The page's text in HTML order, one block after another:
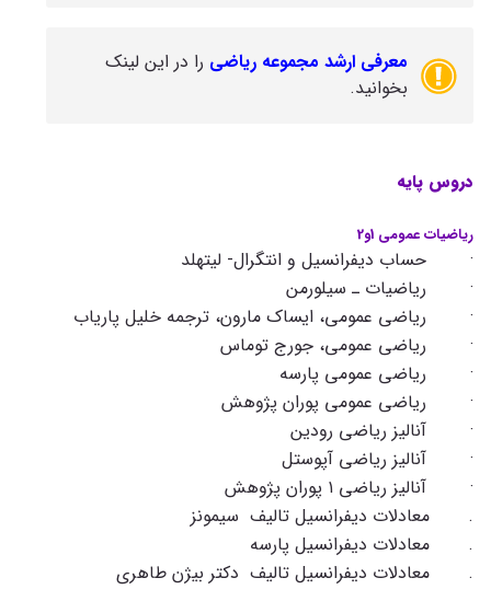
معرفی ارشد مجموعه ریاضی را در این لینک
بخوانید.
دروس پایه
ریاضیات عمومی 1و2
· حساب دیفرانسیل و انتگرال- لیتهلد
· ریاضیات ـ سیلورمن
· ریاضی عمومی، ایساک مارون، ترجمه خلیل پاریاب
· ریاضی عمومی، جورج توماس
· ریاضی عمومی پارسه
· ریاضی عمومی پوران پژوهش
· آنالیز ریاضی رودین
· آنالیز ریاضی آپوستل
· آنالیز ریاضی ۱ پوران پژوهش
. معادلات دیفرانسیل تالیف سیمونز
. معادلات دیفرانسیل پارسه
. معادلات دیفرانسیل تالیف دکتر بیژن طاهری